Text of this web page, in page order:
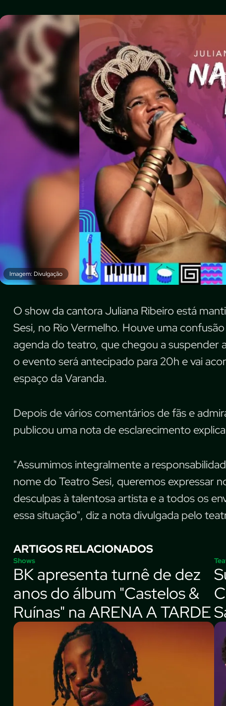
Imagem: Divulgação
O show da cantora Juliana Ribeiro está
Sesi, no Rio Vermelho. Houve uma
agenda do teatro, que chegou a suspender
o evento será antecipado para 20h e vai
espaço da Varanda.
Depois de vários comentários de fãs e
publicou uma nota de esclarecimento
"Assumimos integralmente a
nome do Teatro Sesi, queremos expressar
desculpas à talentosa artista e a todos os
essa situação", diz a nota divulgada pelo
ARTIGOS RELACIONADOS
Shows
BK apresenta turnê de dez
anos do álbum "Castelos &
Ruínas" na ARENA A TARDE